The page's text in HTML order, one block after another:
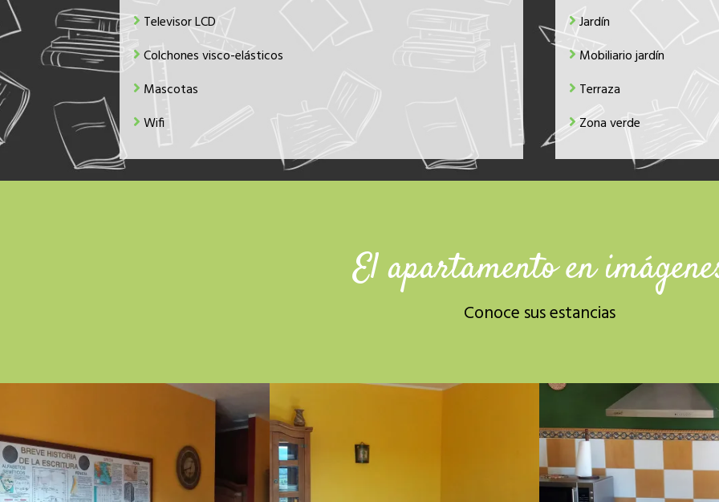
Televisor LCD
Colchones visco-elásticos
Mascotas
Wifi
Jardín
Mobiliario jardín
Terraza
Zona verde
El apartamento en
Conoce sus estancias